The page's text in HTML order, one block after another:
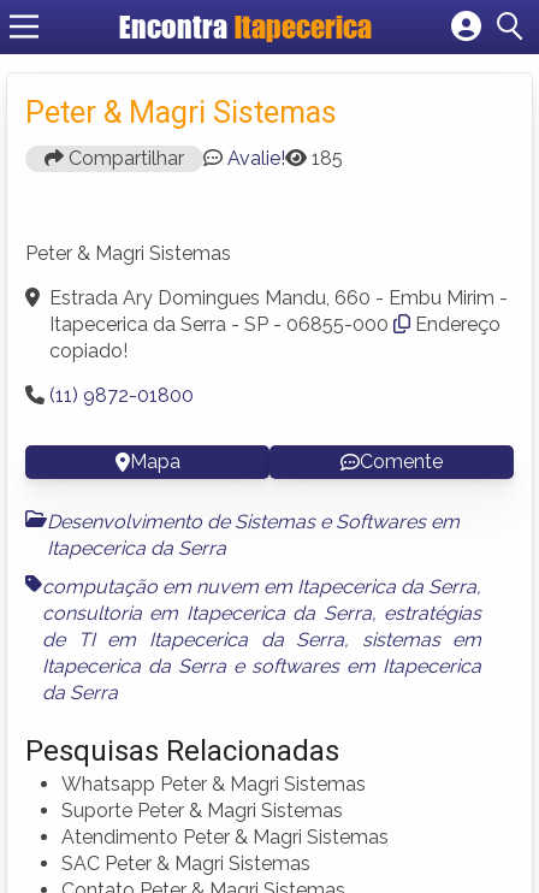
Encontra Itapecerica
Cadastrar empresa
Criar conta
Peter & Magri Sistemas
Compartilhar Avalie! 185
Peter & Magri Sistemas
Estrada Ary Domingues Mandu, 660 - Embu Mirim -
Itapecerica da Serra - SP - 06855-000
Endereço
copiado!
(11) 9872-01800
Mapa Comente
Desenvolvimento de Sistemas e Softwares em
Itapecerica da Serra
computação em nuvem em Itapecerica da Serra,
consultoria em Itapecerica da Serra, estratégias
de TI em Itapecerica da Serra, sistemas em
Itapecerica da Serra e softwares em Itapecerica
da Serra
Pesquisas Relacionadas
Whatsapp Peter & Magri Sistemas
Suporte Peter & Magri Sistemas
Atendimento Peter & Magri Sistemas
SAC Peter & Magri Sistemas